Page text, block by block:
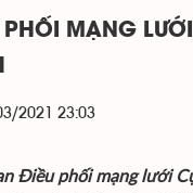
PHỐI MẠNG
2021 23:03
Điều phối mạng lưới